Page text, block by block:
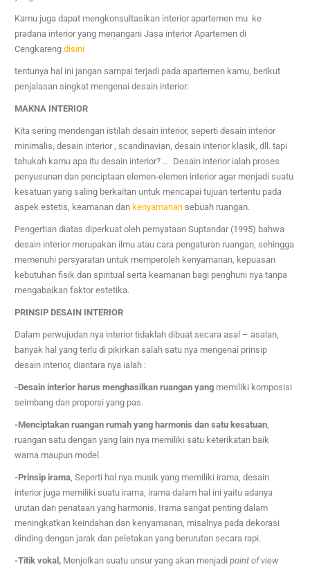
Kamu juga dapat mengkonsultasikan interior apartemen mu ke
pradana interior yang menanganiJasa interiorApartemen di
Cengkareng disini
tentunya hal ini jangan sampai terjadi pada apartemen kamu, berikut
penjalasan singkat mengenai desain interior:
MAKNA INTERIOR
Kita sering mendengan istilah desain interior, seperti desain interior
minimalis, desain interior , scandinavian, desain interior klasik, dll. tapi
tahukah kamu apa itu desain interior? … Desain interior ialah proses
penyusunan dan penciptaan elemen-elemen interior agar menjadi suatu
kesatuan yang saling berkaitan untuk mencapai tujuan tertentu pada
aspek estetis, keamanan dan kenyamanan sebuah ruangan.
Pengertian diatas diperkuat oleh pernyataan Suptandar (1995) bahwa
desain interior merupakan ilmu atau cara pengaturan ruangan, sehingga
memenuhi persyaratan untuk memperoleh kenyamanan, kepuasan
kebutuhan fisik dan spiritual serta keamanan bagi penghuni nya tanpa
mengabaikan faktor estetika.
PRINSIP DESAIN INTERIOR
Dalam perwujudan nya interior tidaklah dibuat secara asal – asalan,
banyak hal yang terlu di pikirkan salah satu nya mengenai prinsip
desain interior, diantara nya ialah :
-Desain interior harus menghasilkan ruangan yang memiliki komposisi
seimbang dan proporsi yang pas.
-Menciptakan ruangan rumah yang harmonis dan satu kesatuan,
ruangan satu dengan yang lain nya memiliki satu keterikatan baik
warna maupun model.
-Prinsip irama, Seperti hal nya musik yang memiliki irama, desain
interior juga memiliki suatu irama, irama dalam hal ini yaitu adanya
urutan dan penataan yang harmonis. Irama sangat penting dalam
meningkatkan keindahan dan kenyamanan, misalnya pada dekorasi
dinding dengan jarak dan peletakan yang berurutan secara rapi.
-Titik vokal, Menjolkan suatu unsur yang akan menjadipoint of view